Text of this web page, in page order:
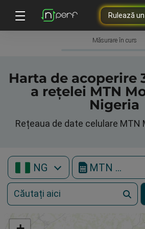
Rulează
Măsurare în curs
Harta de acoperire
a rețelei MTN
Nigeria
Rețeaua de date celulare MTN
NG MTN Mobile